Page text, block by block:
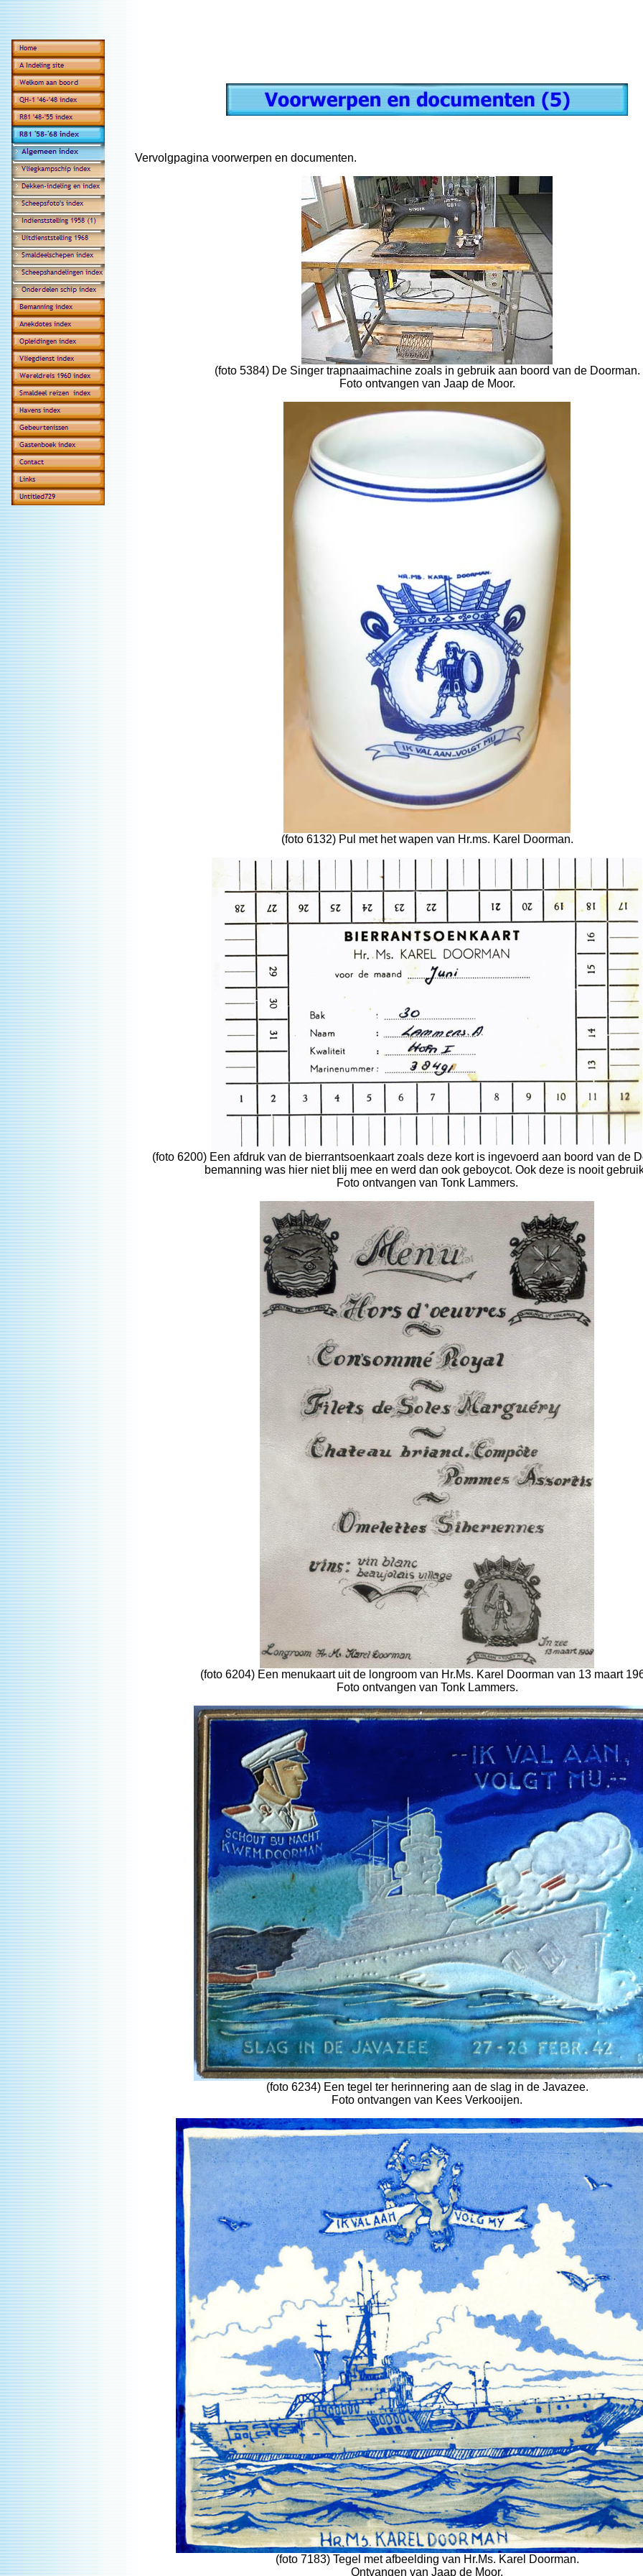
Vervolgpagina voorwerpen en documenten.
(foto 5384) De Singer trapnaaimachine zoals in gebruik aan boord van de Doorman.
Foto ontvangen van Jaap de Moor.
(foto 6132) Pul met het wapen van Hr.ms. Karel Doorman.
(foto 6200) Een afdruk van de bierrantsoenkaart zoals deze kort is ingevoerd aan boord van de
bemanning was hier niet blij mee en werd dan ook geboycot. Ook deze is nooit
Foto ontvangen van Tonk Lammers.
(foto 6204) Een menukaart uit de longroom van Hr.Ms. Karel Doorman van 13 maart
Foto ontvangen van Tonk Lammers.
(foto 6234) Een tegel ter herinnering aan de slag in de Javazee.
Foto ontvangen van Kees Verkooijen.
(foto 7183) Tegel met afbeelding van Hr.Ms. Karel Doorman.
Ontvangen van Jaap de Moor.